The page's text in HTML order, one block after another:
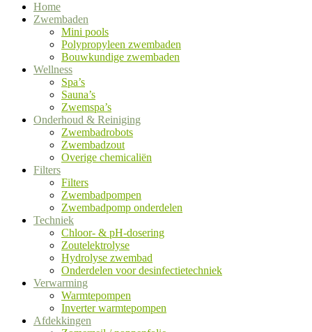
Home
Zwembaden
Mini pools
Polypropyleen zwembaden
Bouwkundige zwembaden
Wellness
Spa’s
Sauna’s
Zwemspa’s
Onderhoud & Reiniging
Zwembadrobots
Zwembadzout
Overige chemicaliën
Filters
Filters
Zwembadpompen
Zwembadpomp onderdelen
Techniek
Chloor- & pH-dosering
Zoutelektrolyse
Hydrolyse zwembad
Onderdelen voor desinfectietechniek
Verwarming
Warmtepompen
Inverter warmtepompen
Afdekkingen